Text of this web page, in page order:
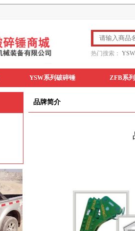
热门搜索：
YSW系列破碎锤 ZFB系
品牌简介